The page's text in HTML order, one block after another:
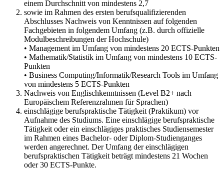
einem Durchschnitt von mindestens 2,7
sowie im Rahmen des ersten berufsqualifizierenden
Abschlusses Nachweis von Kenntnissen auf folgenden
Fachgebieten in folgendem Umfang (z.B. durch offizielle
Modulbeschreibungen der Hochschule)
• Management im Umfang von mindestens 20 ECTS-Punkten
• Mathematik/Statistik im Umfang von mindestens 10 ECTS-
Punkten
• Business Computing/Informatik/Research Tools im Umfang
von mindestens 5 ECTS-Punkten
Nachweis von Englischkenntnissen (Level B2+ nach
Europäischem Referenzrahmen für Sprachen)
einschlägige berufspraktische Tätigkeit (Praktikum) vor
Aufnahme des Studiums. Eine einschlägige berufspraktische
Tätigkeit oder ein einschlägiges praktisches Studiensemester
im Rahmen eines Bachelor- oder Diplom-Studienganges
werden angerechnet. Der Umfang der einschlägigen
berufspraktischen Tätigkeit beträgt mindestens 21 Wochen
oder 30 ECTS-Punkte.